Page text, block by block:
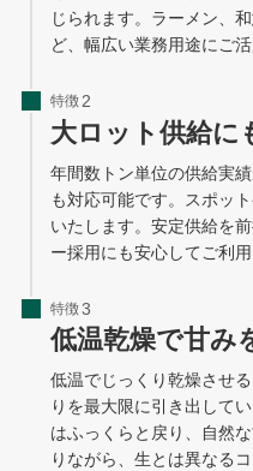
じられます。ラーメン、
ど、幅広い業務用途にご活
特徴
大ロット供給に
年間数トン単位の供給実
も対応可能です。スポッ
いたします。安定供給を
ー採用にも安心してご利用
特徴
低温乾燥で甘み
低温でじっくり乾燥させ
りを最大限に引き出して
はふっくらと戻り、自然
りながら、生とは異なる